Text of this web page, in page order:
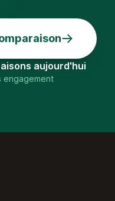
aujourd'hui
engagement